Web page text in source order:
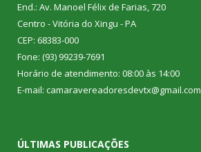
End.: Av. Manoel Félix de Farias, 720
Centro - Vitória do Xingu - PA
CEP: 68383-000
Fone: (93) 99239-7691
Horário de atendimento: 08:00 às 14:00
E-mail: camaravereadoresdevtx@gmail.com
ÚLTIMAS PUBLICAÇÕES